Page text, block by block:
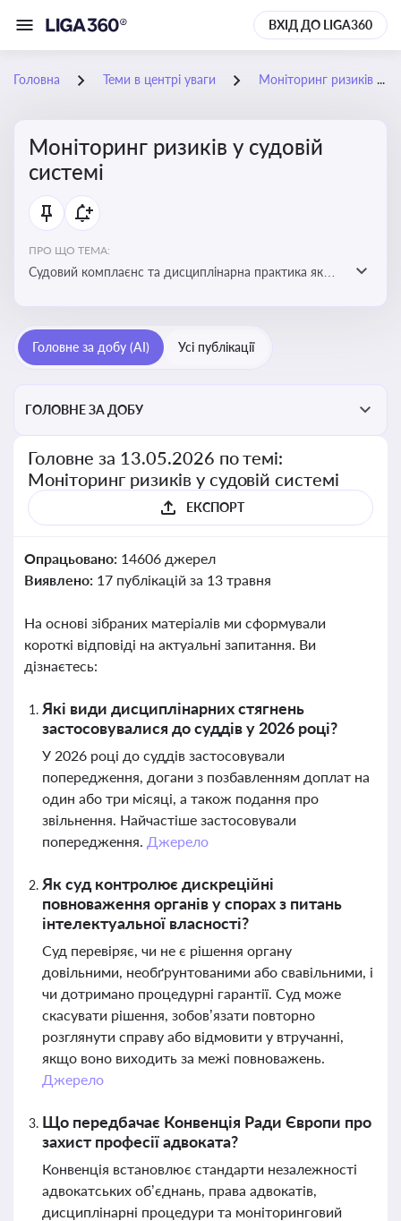
ВХІД ДО LIGA360
Головна Теми в центрі уваги Моніторинг ризиків у судовій системі
Моніторинг ризиків у судовій
системі
ПРО ЩО ТЕМА:
Судовий комплаєнс та дисциплінарна практика як
обґрунтовані рішення під час судових спорів та
комплаєнс-перевірок
Головне за добу (AI) Усі публікації
ГОЛОВНЕ ЗА ДОБУ
Головне за 13.05.2026 по темі:
Моніторинг ризиків у судовій системі
ЕКСПОРТ
Опрацьовано: 14606 джерел
Виявлено: 17 публікацій за 13 травня
На основі зібраних матеріалів ми сформували
короткі відповіді на актуальні запитання. Ви
дізнаєтесь:
Які види дисциплінарних стягнень
застосовувалися до суддів у 2026 році?
У 2026 році до суддів застосовували
попередження, догани з позбавленням доплат на
один або три місяці, а також подання про
звільнення. Найчастіше застосовували
попередження. Джерело
Як суд контролює дискреційні
повноваження органів у спорах з питань
інтелектуальної власності?
Суд перевіряє, чи не є рішення органу
довільними, необґрунтованими або свавільними, і
чи дотримано процедурні гарантії. Суд може
скасувати рішення, зобов’язати повторно
розглянути справу або відмовити у втручанні,
якщо воно виходить за межі повноважень.
Джерело
Що передбачає Конвенція Ради Європи про
захист професії адвоката?
Конвенція встановлює стандарти незалежності
адвокатських об’єднань, права адвокатів,
дисциплінарні процедури та моніторинговий